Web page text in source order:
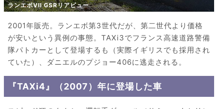
ランエボVII GSRリアビュー
2001年販売。ランエボ第3世代だが、第二世代より価格
が安いという異例の事態。TAXi3でフランス高速道路警備
隊パトカーとして登場するも（実際イギリスでも採用され
ていた）、ダニエルのプジョー406に逃走される。
『TAXi4』（2007）年に登場した車